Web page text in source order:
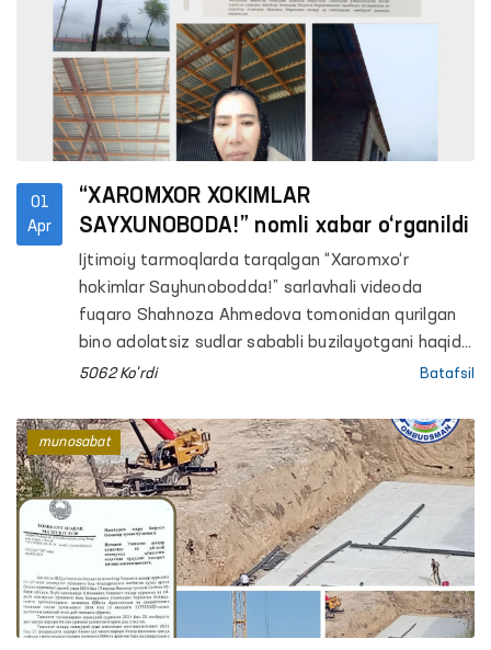
01
Apr
“XAROMXOR XOKIMLAR
SAYXUNOBODA!” nomli xabar o‘rganildi
Ijtimoiy tarmoqlarda tarqalgan “Xaromxo‘r
hokimlar Sayhunobodda!” sarlavhali videoda
fuqaro Shahnoza Ahmedova tomonidan qurilgan
bino adolatsiz sudlar sababli buzilayotgani haqida
xabarlar tarqaldi, lekin, unda murojaat tafsilotlari
huquqlari buzilayotgandek talqin qilingan mazkur
xabar Ombudsman tomonidan nazoratga olinib
o‘rganildi.
5062 Ko'rdi Batafsil
munosabat